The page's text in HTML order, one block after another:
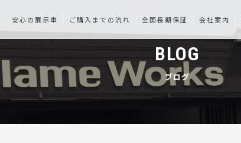
安心の展示車 ご購入までの流れ 全国長期保証 会社案内
BLOG
ブログ